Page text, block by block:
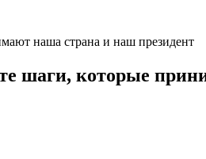
наша страна и наш президент
шаги, которые